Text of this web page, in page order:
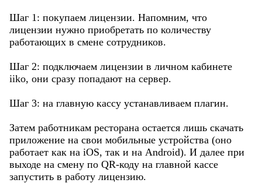
Шаг 1: покупаем лицензии. Напомним, что
лицензии нужно приобретать по количеству
работающих в смене сотрудников.
Шаг 2: подключаем лицензии в личном кабинете
iiko, они сразу попадают на сервер.
Шаг 3: на главную кассу устанавливаем плагин.
Затем работникам ресторана остается лишь скачать
приложение на свои мобильные устройства (оно
работает как на iOS, так и на Аndroid). И далее при
выходе на смену по QR-коду на главной кассе
запустить в работу лицензию.